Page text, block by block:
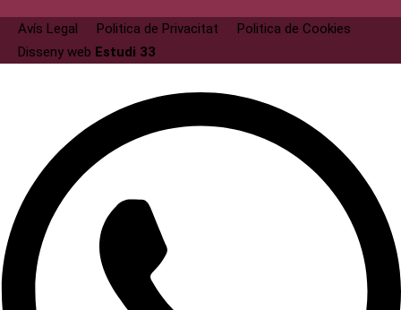
Avís Legal Politica de Privacitat
Politica de Cookies
Disseny web Estudi 33